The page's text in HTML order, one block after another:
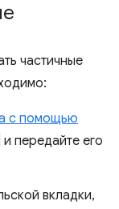
частичные
с помощью
и передайте его
вкладки,